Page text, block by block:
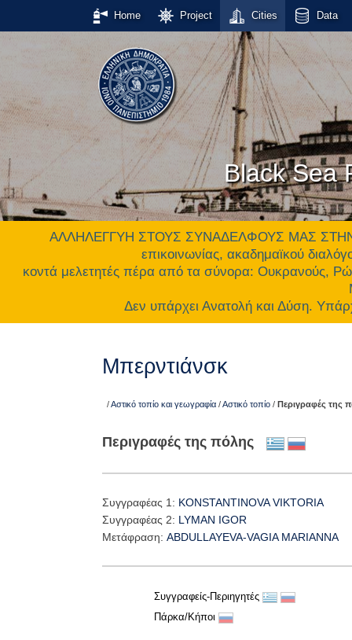
Home Project Cities Data
Black Sea
ΑΛΛΗΛΕΓΓΥΗ ΣΤΟΥΣ ΣΥΝΑΔΕΛΦΟΥΣ ΜΑΣ ΣΤΗΝ
επικοινωνίας, ακαδημαϊκού
κοντά μελετητές πέρα από τα σύνορα: Ουκρανούς,
Δεν υπάρχει Ανατολή και Δύση.
Μπερντιάνσκ
/Αστικό τοπίο και γεωγραφία /Αστικό τοπίο / Περιγραφές της
Περιγραφές της πόλης
Συγγραφέας 1: KONSTANTINOVA VIKTORIA
Συγγραφέας 2: LYMAN IGOR
Μετάφραση: ABDULLAYEVA-VAGIA MARIANNA
Συγγραφείς-Περιηγητές
Πάρκα/Κήποι